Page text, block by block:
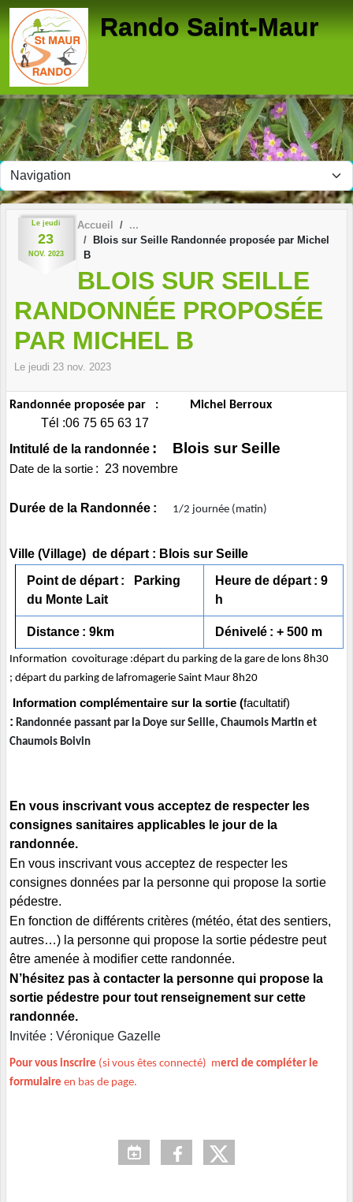
Rando Saint-Maur
Le jeudi
23
NOV. 2023
Accueil
Blois sur Seille Randonnée proposée par Michel
B
BLOIS SUR SEILLE
RANDONNÉE PROPOSÉE
PAR MICHEL B
Le jeudi 23 nov. 2023
Randonnée proposée par : Michel Berroux
Tél :06 75 65 63 17
Intitulé de la randonnée : Blois sur Seille
Date de la sortie : 23 novembre
Durée de la Randonnée : 1/2 journée (matin)
Ville (Village) de départ : Blois sur Seille
Point de départ : Parking
du Monte Lait
Heure de départ : 9
h
Distance : 9km Dénivelé : + 500 m
Information covoiturage :départ du parking de la gare de lons 8h30
; départ du parking de lafromagerie Saint Maur 8h20
Information complémentaire sur la sortie (facultatif)
: Randonnée passant par la Doye sur Seille, Chaumois Martin et
Chaumois Boivin
En vous inscrivant vous acceptez de respecter les
consignes sanitaires applicables le jour de la
randonnée.
En vous inscrivant vous acceptez de respecter les
consignes données par la personne qui propose la sortie
pédestre.
En fonction de différents critères (météo, état des sentiers,
autres…) la personne qui propose la sortie pédestre peut
être amenée à modifier cette randonnée.
N’hésitez pas à contacter la personne qui propose la
sortie pédestre pour tout renseignement sur cette
randonnée.
Invitée : Véronique Gazelle
Pour vous inscrire (si vous êtes connecté) merci de compléter le
formulaire en bas de page.
Panneau de gestion des cookies